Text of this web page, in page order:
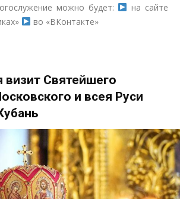
можно будет:
на сайте
во «ВКонтакте»
визит Святейшего
и всея Руси